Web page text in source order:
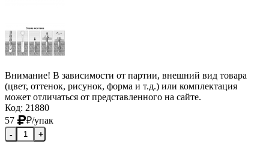
Внимание! В зависимости от партии, внешний вид товара
(цвет, оттенок, рисунок, форма и т.д.) или комплектация
может отличаться от представленного на сайте.
Код: 21880
57
₽/упак
- +